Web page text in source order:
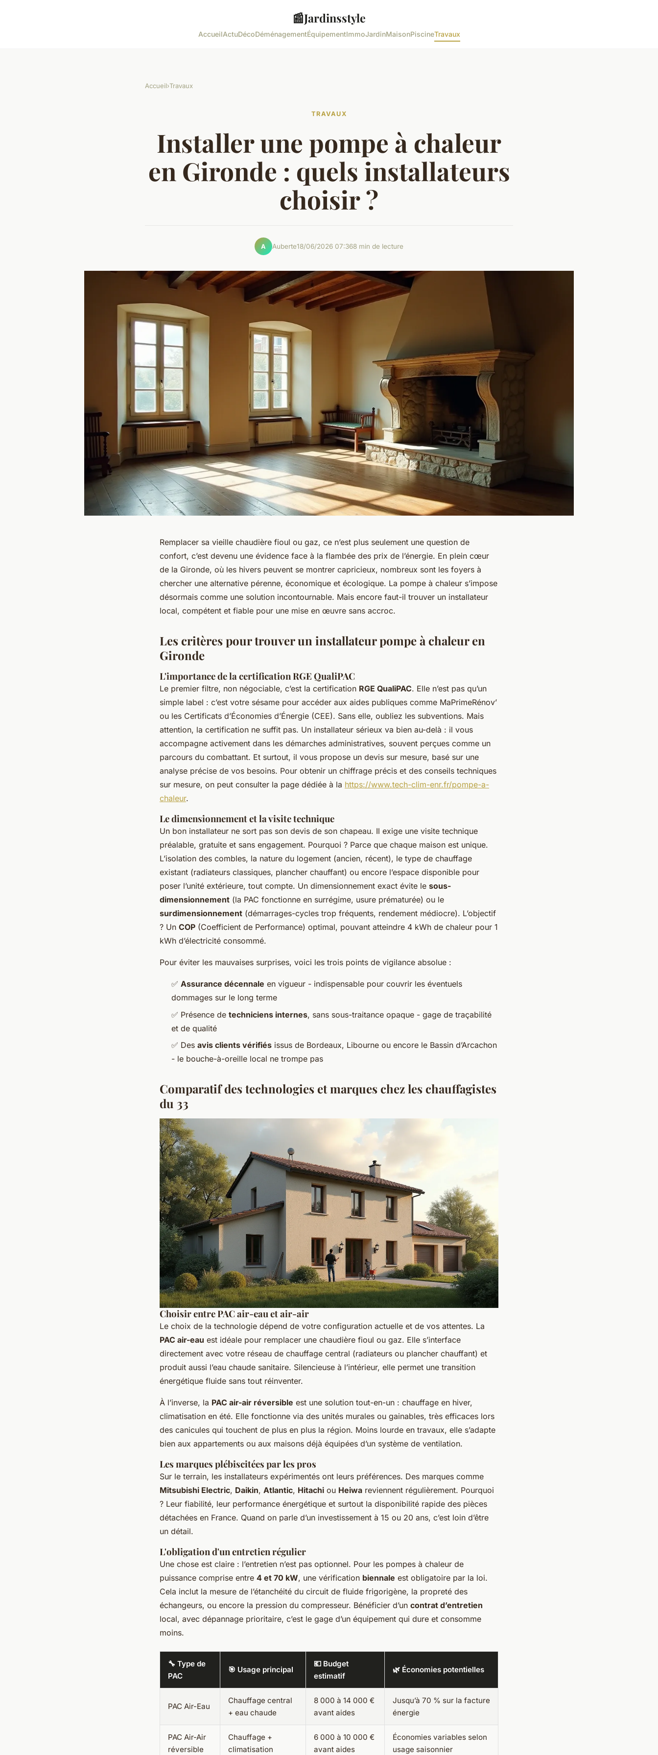
📰Jardinsstyle
AccueilActuDécoDéménagementÉquipementImmoJardinMaisonPiscineTravaux
Accueil›Travaux
TRAVAUX
Installer une pompe à chaleur
en Gironde : quels installateurs
choisir ?
A Auberte18/06/2026 07:368 min de lecture
Remplacer sa vieille chaudière fioul ou gaz, ce n’est plus seulement une question de
confort, c’est devenu une évidence face à la flambée des prix de l’énergie. En plein cœur
de la Gironde, où les hivers peuvent se montrer capricieux, nombreux sont les foyers à
chercher une alternative pérenne, économique et écologique. La pompe à chaleur s’impose
désormais comme une solution incontournable. Mais encore faut-il trouver un installateur
local, compétent et fiable pour une mise en œuvre sans accroc.
Les critères pour trouver un installateur pompe à chaleur en
Gironde
L'importance de la certification RGE QualiPAC
Le premier filtre, non négociable, c’est la certification RGE QualiPAC. Elle n’est pas qu’un
simple label : c’est votre sésame pour accéder aux aides publiques comme MaPrimeRénov’
ou les Certificats d’Économies d’Énergie (CEE). Sans elle, oubliez les subventions. Mais
attention, la certification ne suffit pas. Un installateur sérieux va bien au-delà : il vous
accompagne activement dans les démarches administratives, souvent perçues comme un
parcours du combattant. Et surtout, il vous propose un devis sur mesure, basé sur une
analyse précise de vos besoins. Pour obtenir un chiffrage précis et des conseils techniques
sur mesure, on peut consulter la page dédiée à la https://www.tech-clim-enr.fr/pompe-a-
chaleur.
Le dimensionnement et la visite technique
Un bon installateur ne sort pas son devis de son chapeau. Il exige une visite technique
préalable, gratuite et sans engagement. Pourquoi ? Parce que chaque maison est unique.
L’isolation des combles, la nature du logement (ancien, récent), le type de chauffage
existant (radiateurs classiques, plancher chauffant) ou encore l’espace disponible pour
poser l’unité extérieure, tout compte. Un dimensionnement exact évite le sous-
dimensionnement (la PAC fonctionne en surrégime, usure prématurée) ou le
surdimensionnement (démarrages-cycles trop fréquents, rendement médiocre). L’objectif
? Un COP (Coefficient de Performance) optimal, pouvant atteindre 4 kWh de chaleur pour 1
kWh d’électricité consommé.
Pour éviter les mauvaises surprises, voici les trois points de vigilance absolue :
✅ Assurance décennale en vigueur - indispensable pour couvrir les éventuels
dommages sur le long terme
✅ Présence de techniciens internes, sans sous-traitance opaque - gage de traçabilité
et de qualité
✅ Des avis clients vérifiés issus de Bordeaux, Libourne ou encore le Bassin d’Arcachon
- le bouche-à-oreille local ne trompe pas
Comparatif des technologies et marques chez les chauffagistes
du 33
Choisir entre PAC air-eau et air-air
Le choix de la technologie dépend de votre configuration actuelle et de vos attentes. La
PAC air-eau est idéale pour remplacer une chaudière fioul ou gaz. Elle s’interface
directement avec votre réseau de chauffage central (radiateurs ou plancher chauffant) et
produit aussi l’eau chaude sanitaire. Silencieuse à l’intérieur, elle permet une transition
énergétique fluide sans tout réinventer.
À l’inverse, la PAC air-air réversible est une solution tout-en-un : chauffage en hiver,
climatisation en été. Elle fonctionne via des unités murales ou gainables, très efficaces lors
des canicules qui touchent de plus en plus la région. Moins lourde en travaux, elle s’adapte
bien aux appartements ou aux maisons déjà équipées d’un système de ventilation.
Les marques plébiscitées par les pros
Sur le terrain, les installateurs expérimentés ont leurs préférences. Des marques comme
Mitsubishi Electric, Daikin, Atlantic, Hitachi ou Heiwa reviennent régulièrement. Pourquoi
? Leur fiabilité, leur performance énergétique et surtout la disponibilité rapide des pièces
détachées en France. Quand on parle d’un investissement à 15 ou 20 ans, c’est loin d’être
un détail.
L'obligation d'un entretien régulier
Une chose est claire : l’entretien n’est pas optionnel. Pour les pompes à chaleur de
puissance comprise entre 4 et 70 kW, une vérification biennale est obligatoire par la loi.
Cela inclut la mesure de l’étanchéité du circuit de fluide frigorigène, la propreté des
échangeurs, ou encore la pression du compresseur. Bénéficier d’un contrat d’entretien
local, avec dépannage prioritaire, c’est le gage d’un équipement qui dure et consomme
moins.
🔧 Type de
PAC
🎯 Usage principal
💶 Budget
estimatif
🌿 Économies potentielles
PAC Air-Eau
Chauffage central
+ eau chaude
8 000 à 14 000 €
avant aides
Jusqu’à 70 % sur la facture
énergie
PAC Air-Air
réversible
Chauffage +
climatisation
6 000 à 10 000 €
avant aides
Économies variables selon
usage saisonnier